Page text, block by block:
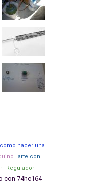
como hacer una
arte con
Regulador
con 74hc164